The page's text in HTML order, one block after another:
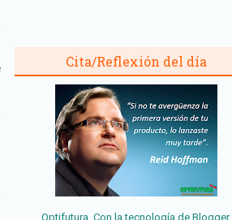
Cita/Reflexión del día
Optifutura. Con la tecnología de Blogger.